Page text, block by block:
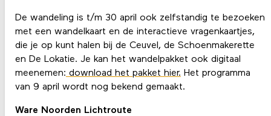
De wandeling is t/m 30 april ook zelfstandig te bezoeken
met een wandelkaart en de interactieve vragenkaartjes,
die je op kunt halen bij de Ceuvel, de Schoenmakerette
en De Lokatie. Je kan het wandelpakket ook digitaal
meenemen: download het pakket hier. Het programma
van 9 april wordt nog bekend gemaakt.
Ware Noorden Lichtroute